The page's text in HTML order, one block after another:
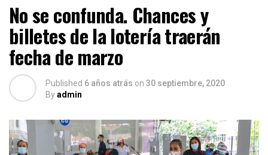
No se confunda. Chances y
billetes de la lotería traerán
fecha de marzo
Published 6 años atrás on 30 septiembre, 2020
Byadmin